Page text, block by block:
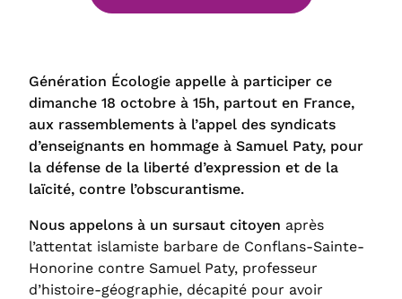
Génération Écologie appelle à participer ce
dimanche 18 octobre à 15h, partout en France,
aux rassemblements à l’appel des syndicats
d’enseignants en hommage à Samuel Paty, pour
la défense de la liberté d’expression et de la
laïcité, contre l’obscurantisme.
Nous appelons à un sursaut citoyen après
l’attentat islamiste barbare de Conflans-Sainte-
Honorine contre Samuel Paty, professeur
d’histoire-géographie, décapité pour avoir